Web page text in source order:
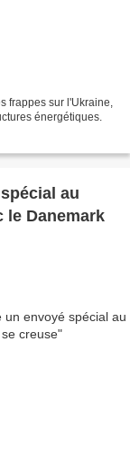
frappes sur l'Ukraine,
énergétiques.
au
le Danemark